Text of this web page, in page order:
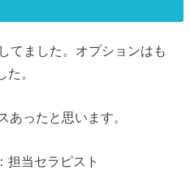
てました。オプションはも
。
あったと思います。
担当セラピスト